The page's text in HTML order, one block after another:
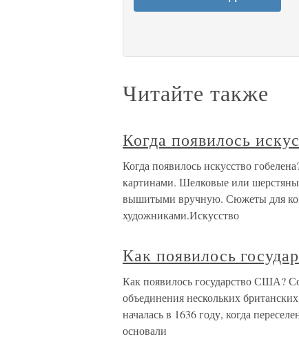
Читайте также
Когда появилось
Когда появилось искусство
картинами. Шелковые или
вышитыми вручную. Сюжеты для
художниками.Искусство
Как появилось
Как появилось государство США?
объединения нескольких
началась в 1636 году, когда
основали